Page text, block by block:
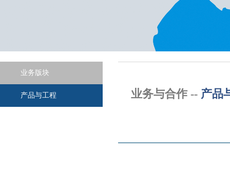
业务版块
产品与工程 业务与合作 -- 产品